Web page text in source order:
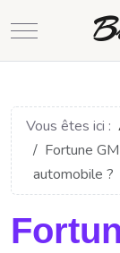
Mobile Menu
Vous êtes ici :
Fortune
automobile ?